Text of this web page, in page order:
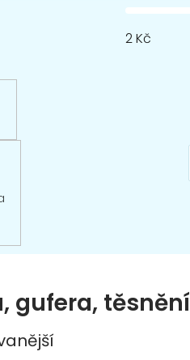
gufera, těsnění
2Kč